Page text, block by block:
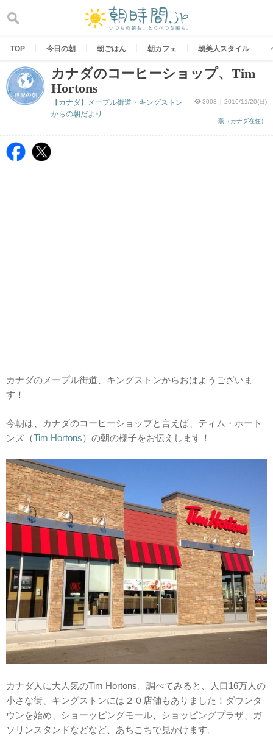
content
TOP 今日の朝 朝ごはん 朝カフェ 朝美人スタイル
カナダのコーヒーショップ、Tim
Hortons
3003 2016/11/20(日)
薫（カナダ在住）
【カナダ】メープル街道・キングストン
からの朝だより
カナダのメープル街道、キングストンからおはようございま
す！
今朝は、カナダのコーヒーショップと言えば、ティム・ホート
ンズ（Tim Hortons）の朝の様子をお伝えします！
カナダ人に大人気のTim Hortons。調べてみると、人口16万人の
小さな街、キングストンには２０店舗もありました！ダウンタ
ウンを始め、ショーッピングモール、ショッピングプラザ、ガ
ソリンスタンドなどなど、あちこちで見かけます。